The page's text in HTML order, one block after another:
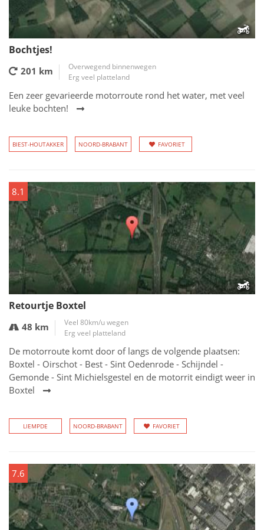
Bochtjes!
201 km
Overwegend binnenwegen
Erg veel platteland
Een zeer gevarieerde motorroute rond het water, met veel
leuke bochten!
BIEST-HOUTAKKER NOORD-BRABANT FAVORIET
8.1
Retourtje Boxtel
48 km
Veel 80km/u wegen
Erg veel platteland
De motorroute komt door of langs de volgende plaatsen:
Boxtel - Oirschot - Best - Sint Oedenrode - Schijndel -
Gemonde - Sint Michielsgestel en de motorrit eindigt weer in
Boxtel
LIEMPDE NOORD-BRABANT FAVORIET
7.6